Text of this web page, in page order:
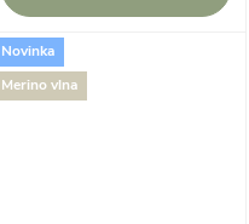
Novinka
Merino vlna